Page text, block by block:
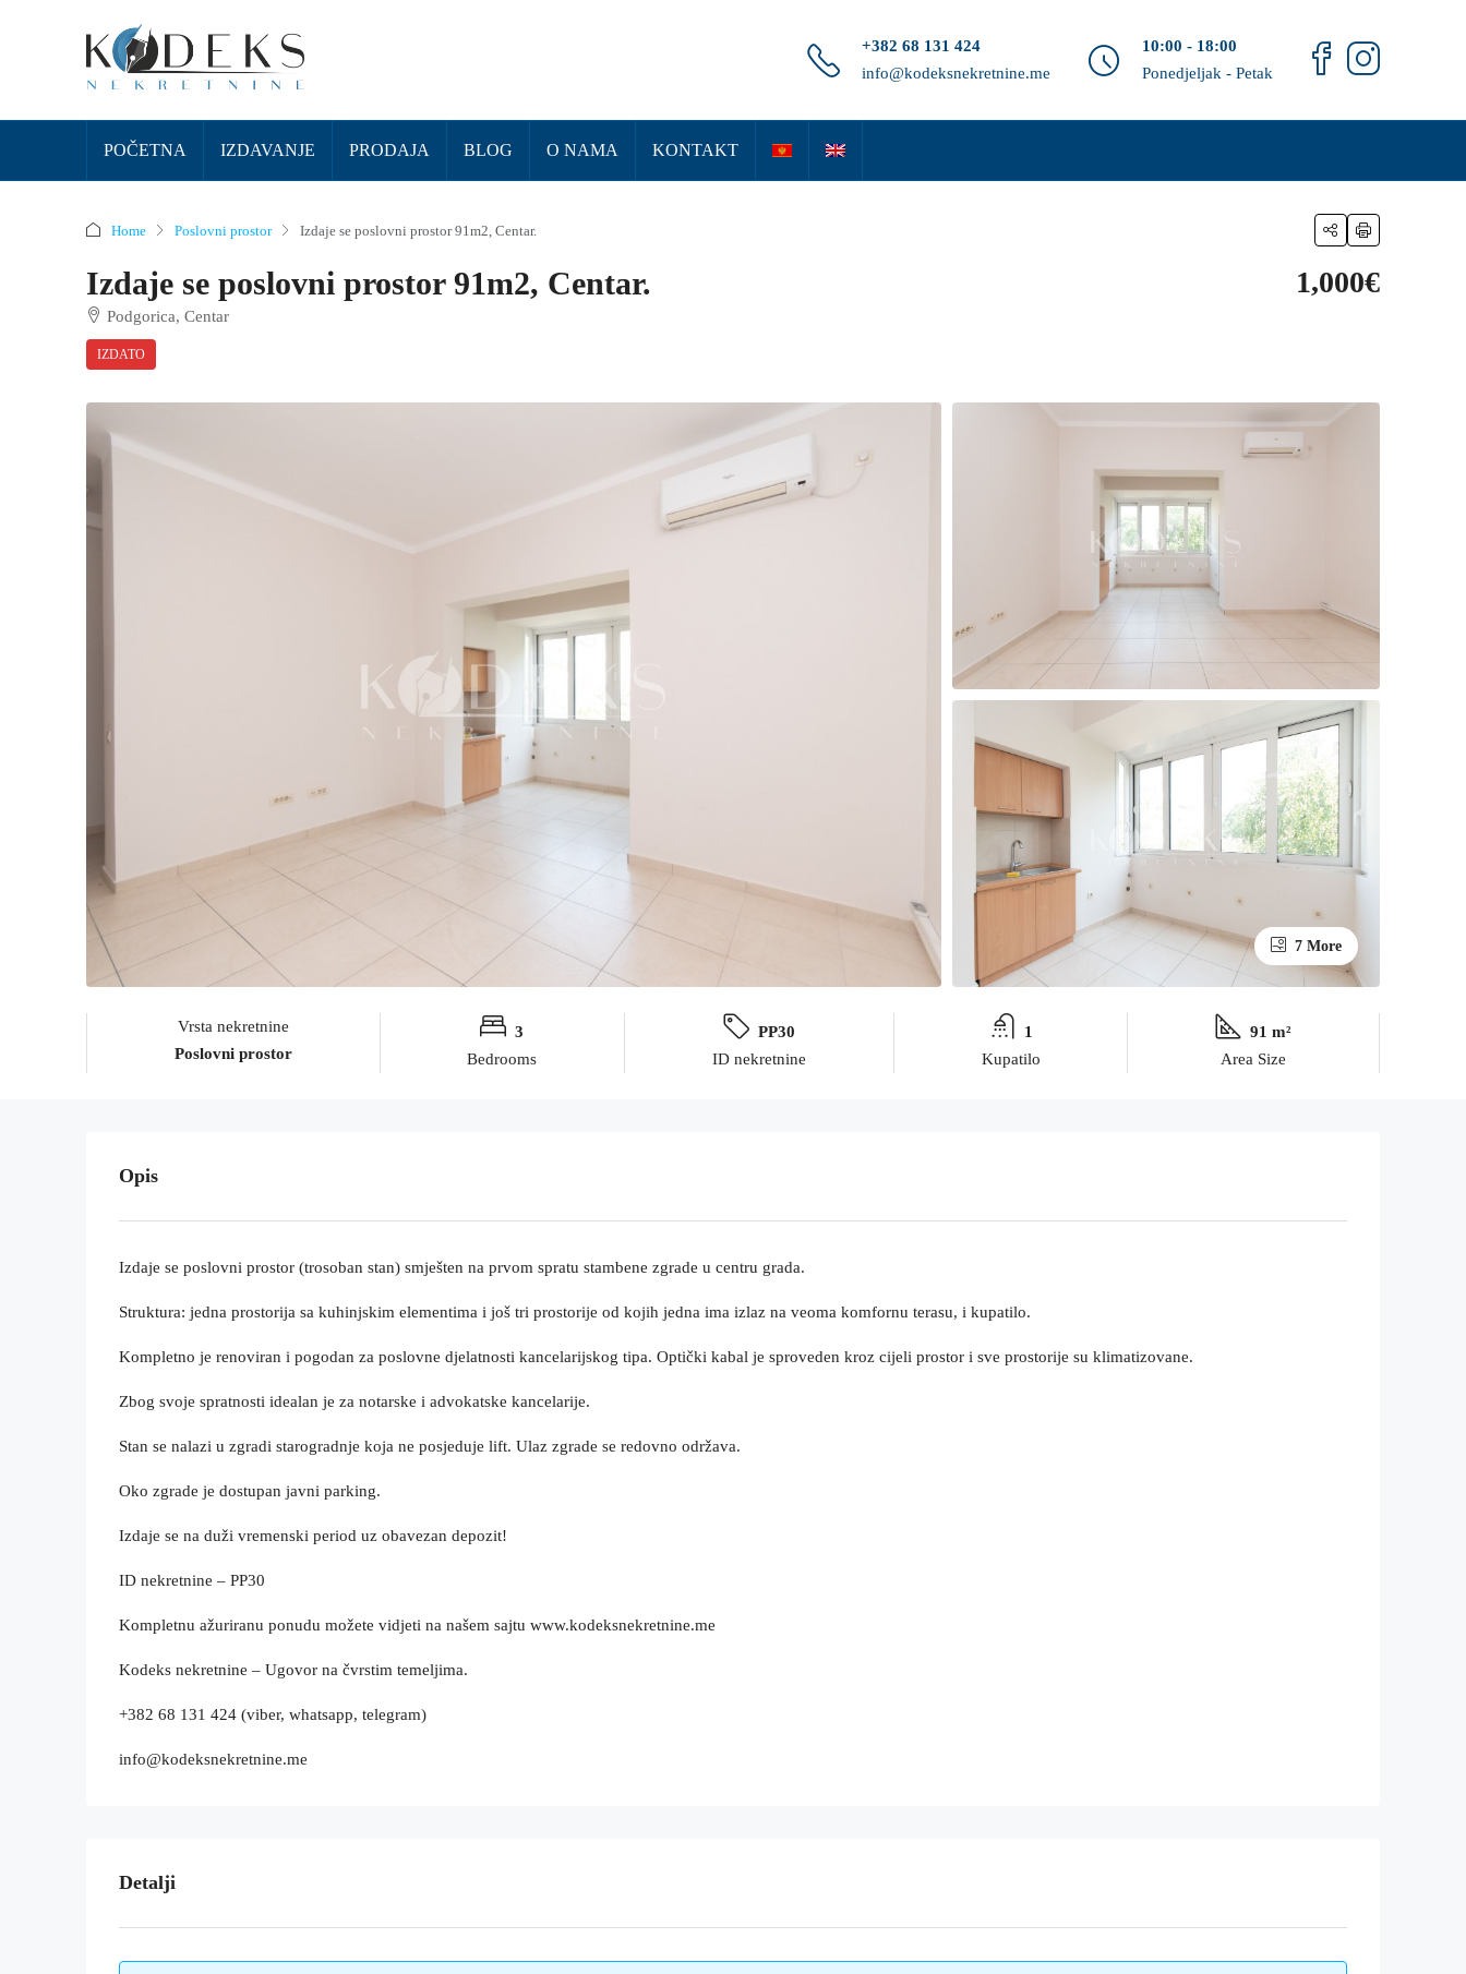
+382 68 131 424
info@kodeksnekretnine.me
10:00 - 18:00
Ponedjeljak - Petak
POČETNA IZDAVANJE PRODAJA BLOG O NAMA KONTAKT
Home Poslovni prostor Izdaje se poslovni prostor 91m2, Centar.
Izdaje se poslovni prostor 91m2, Centar.
Podgorica, Centar
IZDATO
1,000€
7 More
Vrsta nekretnine
Poslovni prostor
3
Bedrooms
PP30
ID nekretnine
1
Kupatilo
91 m²
Area Size
Opis
Izdaje se poslovni prostor (trosoban stan) smješten na prvom spratu stambene zgrade u centru grada.
Struktura: jedna prostorija sa kuhinjskim elementima i još tri prostorije od kojih jedna ima izlaz na veoma komfornu terasu, i kupatilo.
Kompletno je renoviran i pogodan za poslovne djelatnosti kancelarijskog tipa. Optički kabal je sproveden kroz cijeli prostor i sve prostorije su klimatizovane.
Zbog svoje spratnosti idealan je za notarske i advokatske kancelarije.
Stan se nalazi u zgradi starogradnje koja ne posjeduje lift. Ulaz zgrade se redovno održava.
Oko zgrade je dostupan javni parking.
Izdaje se na duži vremenski period uz obavezan depozit!
ID nekretnine – PP30
Kompletnu ažuriranu ponudu možete vidjeti na našem sajtu www.kodeksnekretnine.me
Kodeks nekretnine – Ugovor na čvrstim temeljima.
+382 68 131 424 (viber, whatsapp, telegram)
info@kodeksnekretnine.me
Detalji